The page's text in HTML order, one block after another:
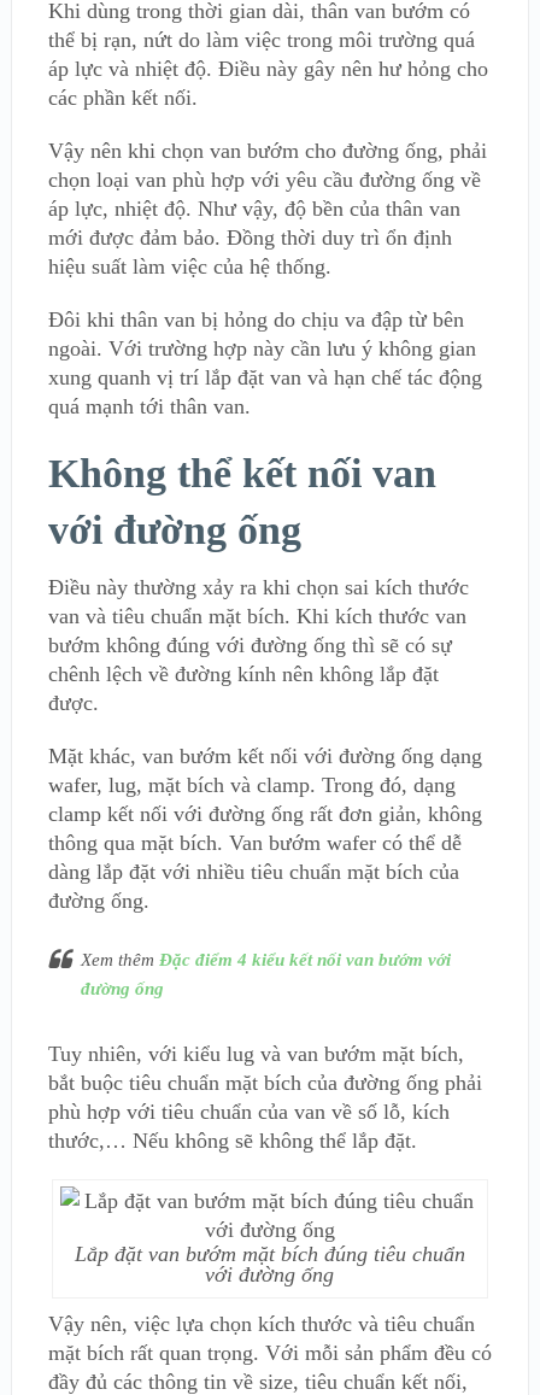
Khi dùng trong thời gian dài, thân van bướm có
thể bị rạn, nứt do làm việc trong môi trường quá
áp lực và nhiệt độ. Điều này gây nên hư hỏng cho
các phần kết nối.
Vậy nên khi chọn van bướm cho đường ống, phải
chọn loại van phù hợp với yêu cầu đường ống về
áp lực, nhiệt độ. Như vậy, độ bền của thân van
mới được đảm bảo. Đồng thời duy trì ổn định
hiệu suất làm việc của hệ thống.
Đôi khi thân van bị hỏng do chịu va đập từ bên
ngoài. Với trường hợp này cần lưu ý không gian
xung quanh vị trí lắp đặt van và hạn chế tác động
quá mạnh tới thân van.
Không thể kết nối van
với đường ống
Điều này thường xảy ra khi chọn sai kích thước
van và tiêu chuẩn mặt bích. Khi kích thước van
bướm không đúng với đường ống thì sẽ có sự
chênh lệch về đường kính nên không lắp đặt
được.
Mặt khác, van bướm kết nối với đường ống dạng
wafer, lug, mặt bích và clamp. Trong đó, dạng
clamp kết nối với đường ống rất đơn giản, không
thông qua mặt bích. Van bướm wafer có thể dễ
dàng lắp đặt với nhiều tiêu chuẩn mặt bích của
đường ống.
Xem thêm Đặc điểm 4 kiểu kết nối van bướm với
đường ống
Tuy nhiên, với kiểu lug và van bướm mặt bích,
bắt buộc tiêu chuẩn mặt bích của đường ống phải
phù hợp với tiêu chuẩn của van về số lỗ, kích
thước,… Nếu không sẽ không thể lắp đặt.
Lắp đặt van bướm mặt bích đúng tiêu chuẩn
với đường ống
Vậy nên, việc lựa chọn kích thước và tiêu chuẩn
mặt bích rất quan trọng. Với mỗi sản phẩm đều có
đầy đủ các thông tin về size, tiêu chuẩn kết nối,